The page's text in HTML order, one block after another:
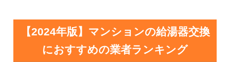
【2024年版】マンションの給湯器交換
におすすめの業者ランキング